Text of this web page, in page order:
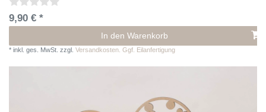
9,90 € *
In den Warenkorb
* inkl. ges. MwSt. zzgl. Versandkosten. Ggf. Eilanfertigung